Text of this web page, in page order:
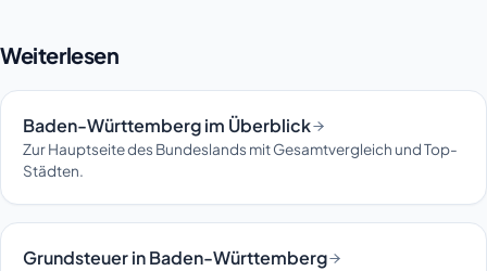
Weiterlesen
Baden-Württemberg im Überblick
Zur Hauptseite des Bundeslands mit Gesamtvergleich und Top-
Städten.
Grundsteuer in Baden-Württemberg